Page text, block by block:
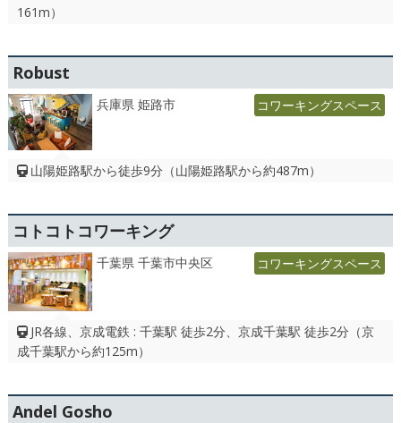
161m）
Robust
兵庫県 姫路市 コワーキングスペース
山陽姫路駅から徒歩9分（山陽姫路駅から約487m）
コトコトコワーキング
千葉県 千葉市中央区 コワーキングスペース
JR各線、京成電鉄 : 千葉駅 徒歩2分、京成千葉駅 徒歩2分（京
成千葉駅から約125m）
Andel Gosho